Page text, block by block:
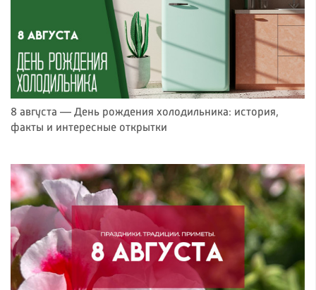
8 августа — День рождения холодильника: история,
факты и интересные открытки